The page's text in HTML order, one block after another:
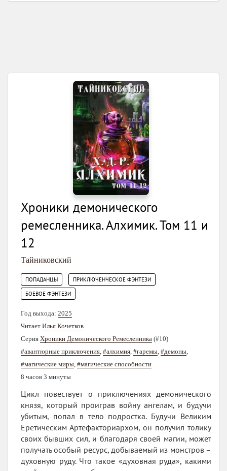
Хроники демонического
ремесленника. Алхимик. Том 11 и
12
Тайниковский
ПОПАДАНЦЫ ПРИКЛЮЧЕНЧЕСКОЕ ФЭНТЕЗИ
БОЕВОЕ ФЭНТЕЗИ
Год выхода: 2025
Читает Илья Кочетков
Серия Хроники Демонического Ремесленника (#10)
#авантюрные приключения #алхимия #гаремы #демоны
#магические миры #магические способности
8 часов 3 минуты
Цикл повествует о приключениях демонического
князя, который проиграв войну ангелам, и будучи
убитым, попал в тело подростка. Будучи Великим
Еретическим Артефакториархом, он получил толику
своих бывших сил, и благодаря своей магии, может
получать особый ресурс, добываемый из монстров –
духовную руду. Что такое «духовная руда», какими